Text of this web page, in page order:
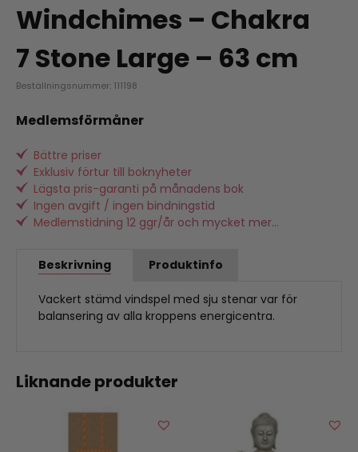
Windchimes – Chakra
7 Stone Large – 63 cm
Beställningsnummer: 111198
Medlemsförmåner
Bättre priser
Exklusiv förtur till boknyheter
Lägsta pris-garanti på månadens bok
Ingen avgift / ingen bindningstid
Medlemstidning 12 ggr/år och mycket mer...
Beskrivning Produktinfo
Vackert stämd vindspel med sju stenar var för
balansering av alla kroppens energicentra.
Liknande produkter